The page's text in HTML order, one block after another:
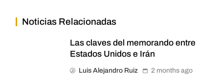
Noticias Relacionadas
Las claves del memorando entre
Estados Unidos e Irán
Luis Alejandro Ruiz 2 months ago